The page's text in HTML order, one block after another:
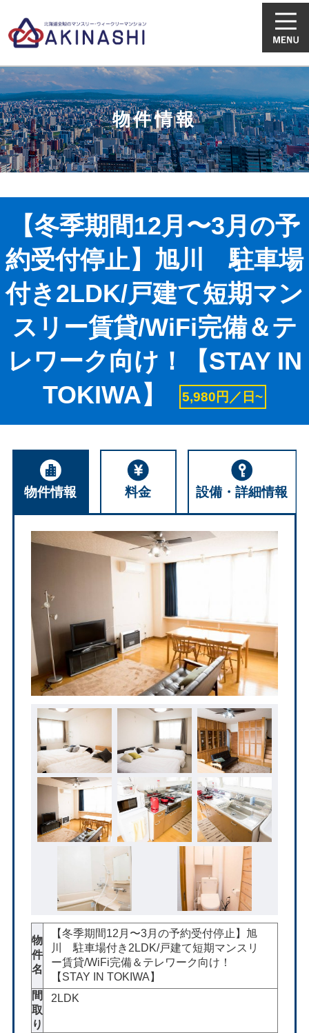
物件情報
【冬季期間12月〜3月の予
約受付停止】旭川 駐車場
付き2LDK/戸建て短期マン
スリー賃貸/WiFi完備＆テ
レワーク向け！【STAY IN
TOKIWA】
5,980円／日~
物件情報 料金 設備・詳細情報
物
件
名
【冬季期間12月〜3月の予約受付停止】旭
川 駐車場付き2LDK/戸建て短期マンスリ
ー賃貸/WiFi完備＆テレワーク向け！
【STAY IN TOKIWA】
間
取
り
2LDK